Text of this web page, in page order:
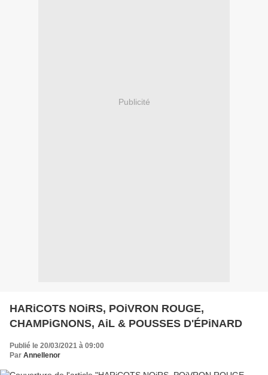
Publicité
HARiCOTS NOiRS, POiVRON ROUGE,
CHAMPiGNONS, AiL & POUSSES D'ÉPiNARD
Publié le 20/03/2021 à 09:00
Par Annellenor